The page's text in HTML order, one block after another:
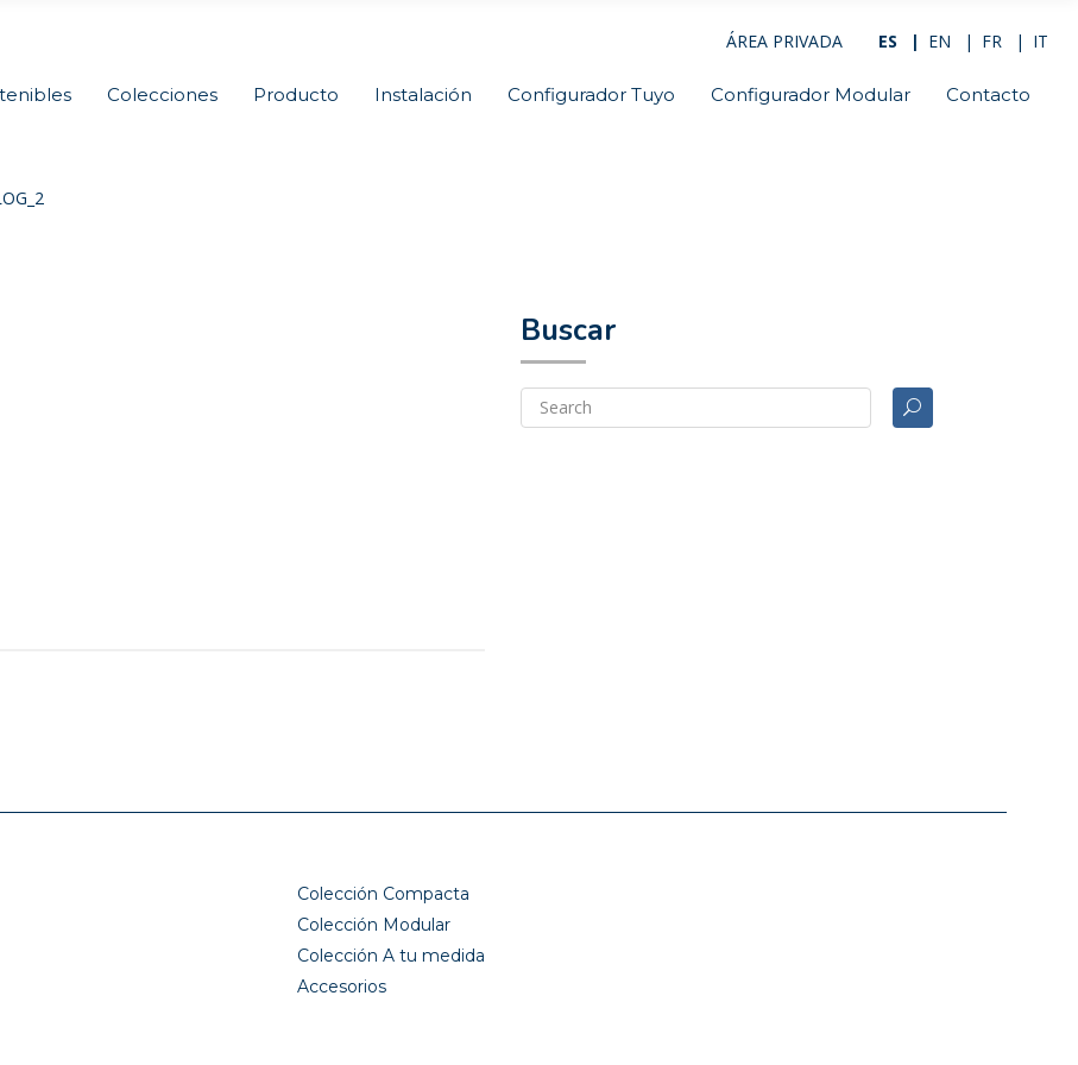
ÁREA PRIVADA ES EN FR IT
Colecciones Producto Instalación Configurador Tuyo Configurador Modular Contacto
Buscar
Colección Compacta
Colección Modular
Colección A tu medida
Accesorios